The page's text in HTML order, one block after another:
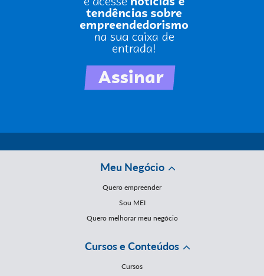
Meu Negócio
Quero empreender
Sou MEI
Quero melhorar meu negócio
Cursos e Conteúdos
Cursos